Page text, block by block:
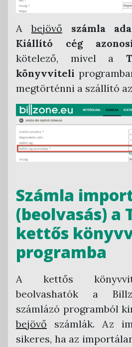
Abejövő számla
Kiállító cég
kötelező, mivel a
könyvviteli
megtörténni a szállító
Számla
(beolvasás) a
kettős
programba
A kettős
beolvashatók a
számlázó programból
bejövő számlák. Az
sikeres, ha az